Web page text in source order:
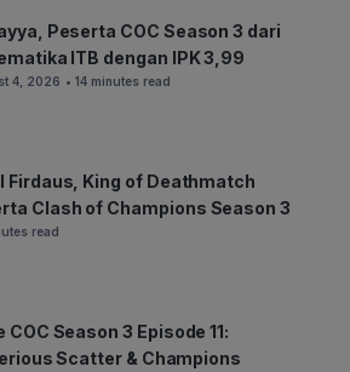
Peserta COC Season 3 dari
ITB dengan IPK 3,99
4, 2026 • 14 minutes read
Firdaus, King of Deathmatch
Clash of Champions Season 3
read
COC Season 3 Episode 11:
Scatter & Champions